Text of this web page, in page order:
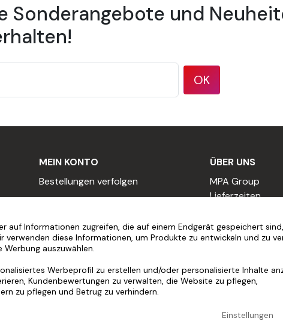
Sonderangebote und
OK
MEIN KONTO
Bestellungen verfolgen
Installationsvideos
Häufig gestellte Fragen
Service nach dem Kauf
Hilfe vor der Bestellung
ÜBER UNS
MPA Group
Lieferzeiten
Allgemeine
Cookie-Richtlinie
Rechtliche
auf Informationen zugreifen, die auf einem Endgerät gespeichert sind,
diese Informationen, um Produkte zu entwickeln und zu
auszuwählen.
Werbeprofil zu erstellen und/oder personalisierte Inhalte
Kundenbewertungen zu verwalten, die Website zu pflegen,
zu pflegen und Betrug zu verhindern.
Einstellungen